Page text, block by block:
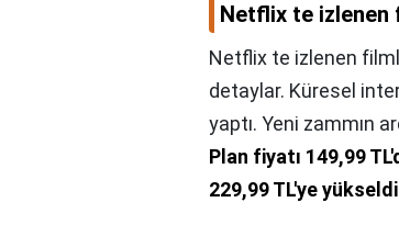
Netflix te izlenen
Netflix te izlenen
detaylar. Küresel
yaptı. Yeni zammın
Plan fiyatı 149,99
229,99 TL'ye yükseldi